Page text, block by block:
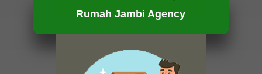
Rumah Jambi Agency